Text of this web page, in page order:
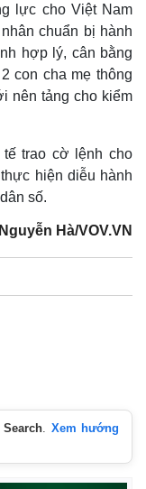
lực cho Việt Nam
chuẩn bị hành
hợp lý, cân bằng
con cha mẹ thông
nên tảng cho kiểm
trao cờ lệnh cho
hiện diễu hành
số.
Nguyễn Hà/VOV.VN
Xem hướng